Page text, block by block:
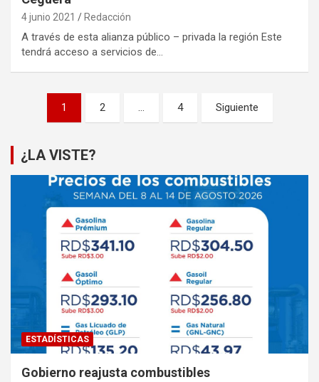
4 junio 2021 Redacción
A través de esta alianza público – privada la región Este
tendrá acceso a servicios de…
Paginación
entradas
1 2 … 4 Siguiente
¿LA VISTE?
ESTADÍSTICAS
Gobierno reajusta combustibles